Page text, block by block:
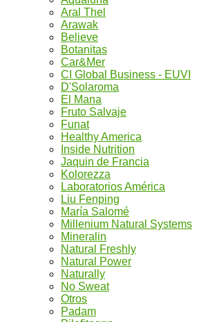
Aral Thel
Arawak
Believe
Botanitas
Car&Mer
CI Global Business - EUVI
D'Solaroma
El Mana
Fruto Salvaje
Funat
Healthy America
Inside Nutrition
Jaquin de Francia
Kolorezza
Laboratorios América
Liu Fenping
María Salomé
Millenium Natural Systems
Mineralin
Natural Freshly
Natural Power
Naturally
No Sweat
Otros
Padam